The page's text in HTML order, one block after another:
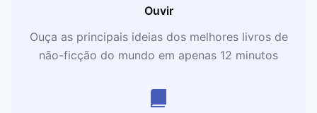
Ouvir
Ouça as principais ideias dos melhores livros de
não-ficção do mundo em apenas 12 minutos